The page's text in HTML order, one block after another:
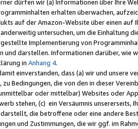
dürfen wir (a) Informationen über Ihre
erhalten überwachen,
auf der Amazon-Website über einen
untersuchen, um die Einhaltung
Implementierung von
und darstellen. Informationen darüber, wie
in Anhang 4.
einverstanden, dass (a) wir und
zu Bedingungen, die von den in dieser
oder mittelbar) Websites oder
stehen, (c) ein Versäumnis unsererseits,
die betroffene oder eine andere
und Zustimmungen, die wir ggf. im